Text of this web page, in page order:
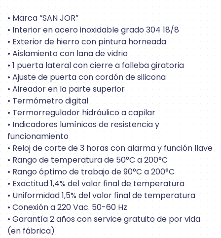
• Marca “SAN JOR”
• Interior en acero inoxidable grado 304 18/8
• Exterior de hierro con pintura horneada
• Aislamiento con lana de vidrio
• 1 puerta lateral con cierre a falleba giratoria
• Ajuste de puerta con cordón de silicona
• Aireador en la parte superior
• Termómetro digital
• Termorregulador hidráulico a capilar
• Indicadores lumínicos de resistencia y
funcionamiento
• Reloj de corte de 3 horas con alarma y función llave
• Rango de temperatura de 50°C a 200°C
• Rango óptimo de trabajo de 90°C a 200°C
• Exactitud 1,4% del valor final de temperatura
• Uniformidad 1,5% del valor final de temperatura
• Conexión a 220 Vac. 50-60 Hz
• Garantía 2 años con service gratuito de por vida
(en fábrica)